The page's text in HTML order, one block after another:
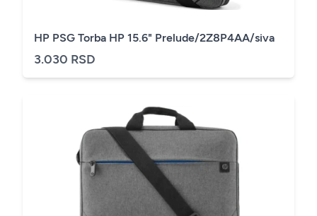
HP PSG Torba HP 15.6" Prelude/2Z8P4AA/siva
3.030 RSD